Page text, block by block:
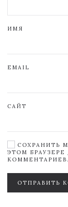
ИМЯ
EMAIL
САЙТ
СОХРАНИТЬ
ЭТОМ
КОММЕНТАРИЕВ.
ОТПРАВИТЬ